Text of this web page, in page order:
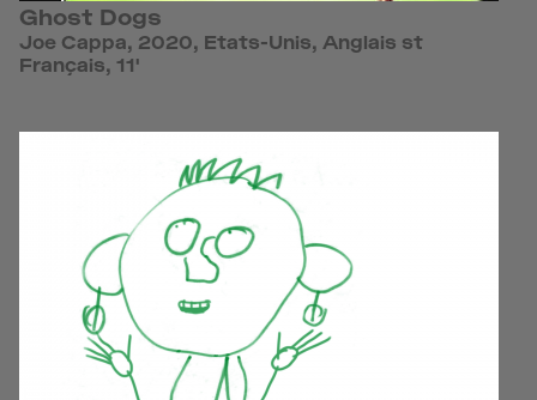
Ghost Dogs
Joe Cappa, 2020, Etats-Unis, Anglais st
Français, 11'